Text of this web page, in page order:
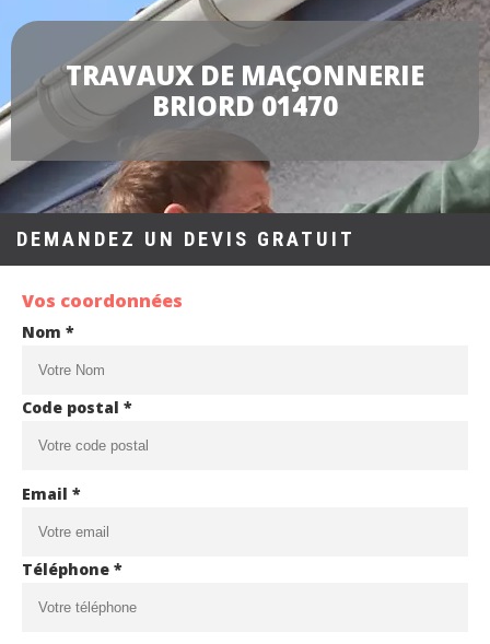
TRAVAUX DE MAÇONNERIE
BRIORD 01470
DEMANDEZ UN DEVIS GRATUIT
Vos coordonnées
Nom *
Code postal *
Email *
Téléphone *